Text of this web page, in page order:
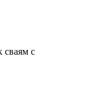
сваям с